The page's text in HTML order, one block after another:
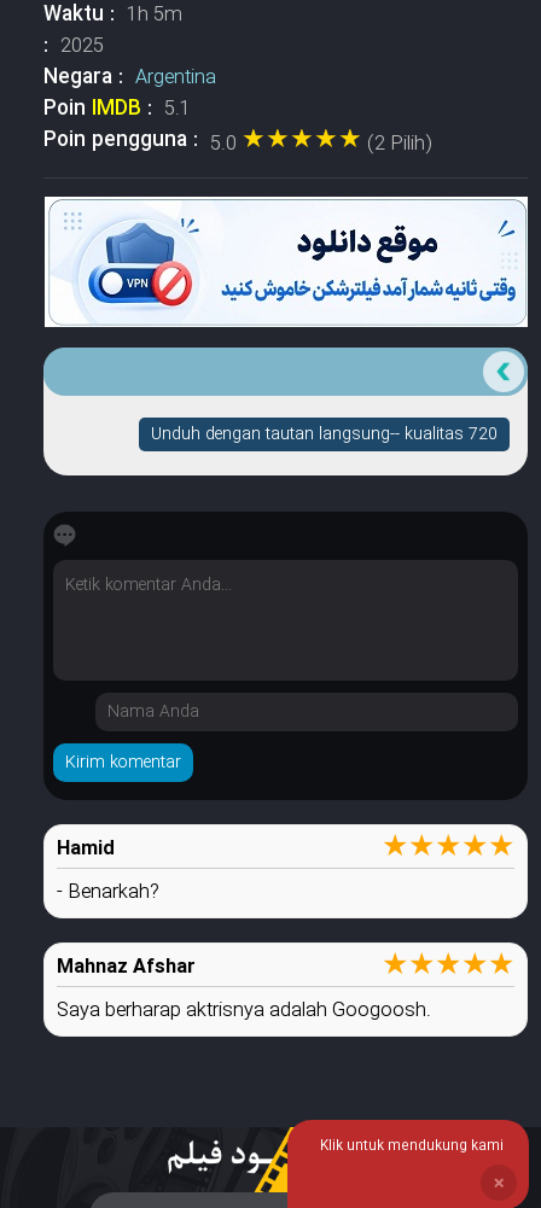
Waktu : 1h 5m
: 2025
Negara : Argentina
Poin IMDB : 5.1
Poin pengguna : 5.0 ★★★★★
★★★★★ (2 Pilih)
Unduh dengan tautan langsung-- kualitas 720
Berapa banyak bintang yang dimilikinya?
Hamid ★
★
★
★
★
- Benarkah?
Mahnaz Afshar ★
★
★
★
★
Saya berharap aktrisnya adalah Googoosh.
Klik untuk mendukung kami
❌